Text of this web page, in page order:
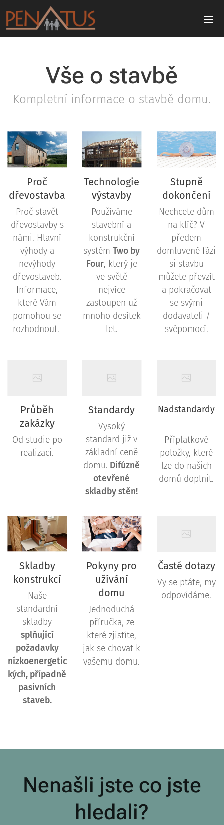
Vše o stavbě
Kompletní informace o stavbě domu.
Proč
dřevostavba
Proč stavět
dřevostavby s
námi. Hlavní
výhody a
nevýhody
dřevostaveb.
Informace,
které Vám
pomohou se
rozhodnout.
Technologie
výstavby
Používáme
stavební a
konstrukční
systémTwo by
Four, který je
ve světě
nejvíce
zastoupen už
mnoho desítek
let.
Stupně
dokončení
Nechcete dům
na klíč? V
předem
domluvené fázi
si stavbu
můžete převzít
a pokračovat
se svými
dodavateli /
svépomocí.
Průběh
zakázky
Od studie po
realizaci.
Standardy
Vysoký
standard již v
základní ceně
domu. Difúzně
otevřené
skladby stěn!
Nadstandardy
Příplatkové
položky, které
lze do našich
domů doplnit.
Skladby
konstrukcí
Naše
standardní
skladby
splňující
požadavky
nízkoenergetic
kých, případně
pasivních
staveb.
Pokyny pro
užívání
domu
Jednoduchá
příručka, ze
které zjistíte,
jak se chovat k
vašemu domu.
Časté dotazy
Vy se ptáte, my
odpovídáme.
Nenašli jste co jste
hledali?